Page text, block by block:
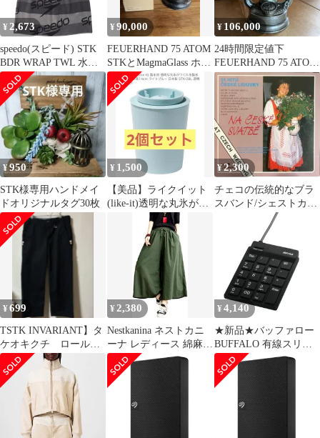
りケース [STK-80]
りケース [STK-80]
¥ 2,673
speedo(スピード) STK
BDR WRAP TWL 水泳
ラップタオル (se62602-
k)、ブラック
¥90,000
FEUERHAND 75 ATOM
STKとMagmaGlass ホヤ
セット
¥ 106,000
24時間限定値下
FEUERHAND 75 ATOM
StK F 1940~42
¥950
STK様専用ハンドメイ
ドオリジナルタグ30枚
¥ 1,500
【美品】ライクイット
(like-it)透明な丸氷が作
れる製氷器 STK-08L
¥2,300
チェコの伝統的なブラ
スバンド/シェストカ・
スラーヴィ・クンス
タ/Sestka Slavy
Kunsta/Na Ceske
Svatbe/At Czech
Wedding/チェコの結婚
式にて
¥699
TSTK INVARIANT】タ
ケオキクチ ロールア
ップパンツ ブラッ
ク 値下げ
¥ 2,380
Nestkanina ネストカニ
ーナ レディース 綿麻
ゆったり ガウチョパン
ツ スカーチョ ワイドパ
ンツ ウエストゴム
PNTS005 XXL( グリー
ン, 2XL)
¥ 4,140
★新品★バッファロー
BUFFALO 有線スリム
テンキーボード ハブ付
き ブラック
BSTKH08BK 007fef4b